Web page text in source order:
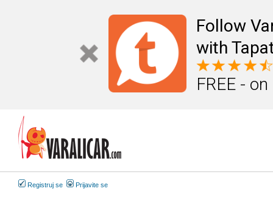
Follow
with
FREE -
Registruj se Prijavite se